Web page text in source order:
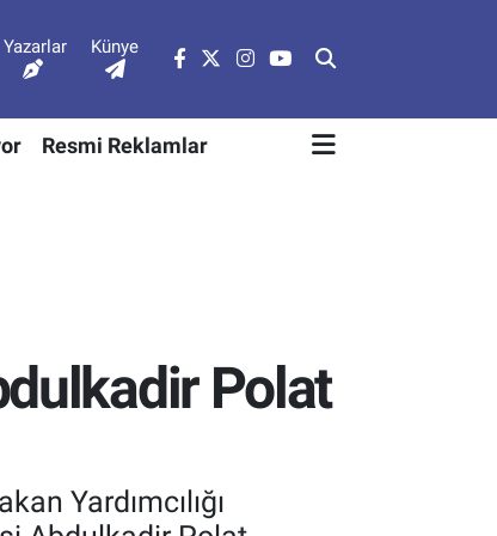
Yazarlar Künye
Resmi Reklamlar
Polat
Yardımcılığı